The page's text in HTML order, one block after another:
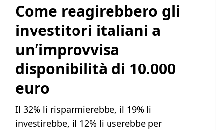
Come reagirebbero gli
investitori italiani a
un’improvvisa
disponibilità di 10.000
euro
Il 32% li risparmierebbe, il 19% li
investirebbe, il 12% li userebbe per